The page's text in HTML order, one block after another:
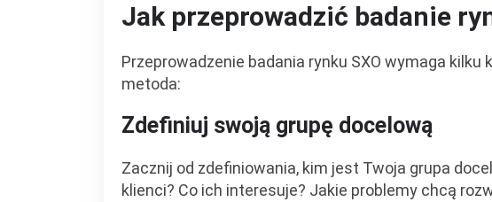
Jak przeprowadzić badanie
Przeprowadzenie badania rynku SXO wymaga
metoda:
Zdefiniuj swoją grupę docelową
Zacznij od zdefiniowania, kim jest Twoja grupa
klienci? Co ich interesuje? Jakie problemy chcą